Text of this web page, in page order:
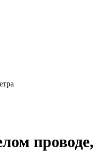
проводе,